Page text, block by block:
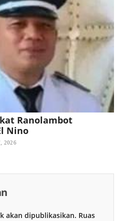
Ranolambot
Nino
2026
akan dipublikasikan. Ruas